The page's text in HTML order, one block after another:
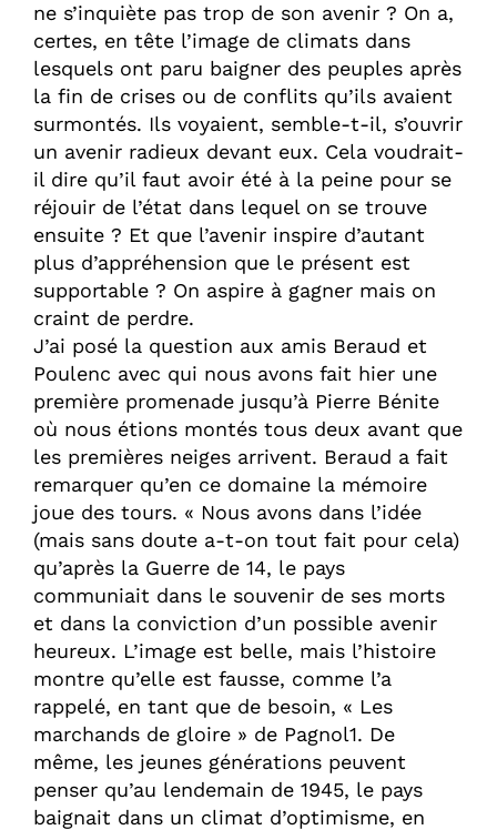
ne s’inquiète pas trop de son avenir ? On a,
certes, en tête l’image de climats dans
lesquels ont paru baigner des peuples après
la fin de crises ou de conflits qu’ils avaient
surmontés. Ils voyaient, semble-t-il, s’ouvrir
un avenir radieux devant eux. Cela voudrait-
il dire qu’il faut avoir été à la peine pour se
réjouir de l’état dans lequel on se trouve
ensuite ? Et que l’avenir inspire d’autant
plus d’appréhension que le présent est
supportable ? On aspire à gagner mais on
craint de perdre.
J’ai posé la question aux amis Beraud et
Poulenc avec qui nous avons fait hier une
première promenade jusqu’à Pierre Bénite
où nous étions montés tous deux avant que
les premières neiges arrivent. Beraud a fait
remarquer qu’en ce domaine la mémoire
joue des tours. « Nous avons dans l’idée
(mais sans doute a-t-on tout fait pour cela)
qu’après la Guerre de 14, le pays
communiait dans le souvenir de ses morts
et dans la conviction d’un possible avenir
heureux. L’image est belle, mais l’histoire
montre qu’elle est fausse, comme l’a
rappelé, en tant que de besoin, « Les
marchands de gloire » de Pagnol1. De
même, les jeunes générations peuvent
penser qu’au lendemain de 1945, le pays
baignait dans un climat d’optimisme, en